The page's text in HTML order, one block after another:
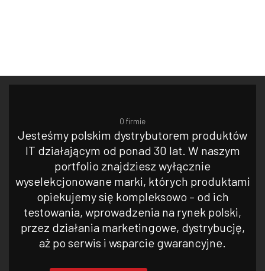
O firmie
Jesteśmy polskim dystrybutorem produktów
IT działającym od ponad 30 lat. W naszym
portfolio znajdziesz wyłącznie
wyselekcjonowane marki, których produktami
opiekujemy się kompleksowo – od ich
testowania, wprowadzenia na rynek polski,
przez działania marketingowe, dystrybucję,
aż po serwis i wsparcie gwarancyjne.